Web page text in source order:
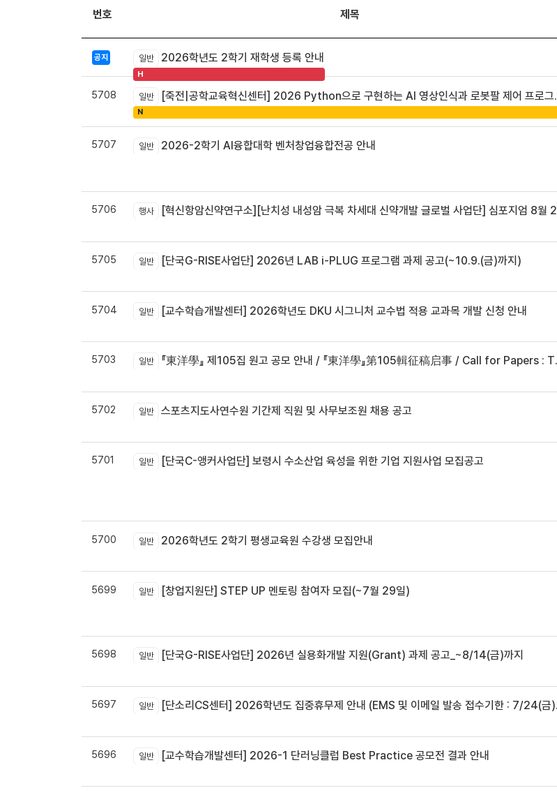
번호 제목
공지 일반 2026학년도 2학기 재학생 등록 안내
H
5708 일반 [죽전|공학교육혁신센터] 2026 Python으로 구현하는 AI 영상인식과 로봇팔 제어 프로그램 신청 안내
N
5707 일반 2026-2학기 AI융합대학 벤처창업융합전공 안내
5706 행사 [혁신항암신약연구소][난치성 내성암 극복 차세대 신약개발 글로벌 사업단] 심포지엄 8월 24일 ~ 25일
5705 일반 [단국G-RISE사업단] 2026년 LAB i-PLUG 프로그램 과제 공고(~10.9.(금)까지)
5704 일반 [교수학습개발센터] 2026학년도 DKU 시그니처 교수법 적용 교과목 개발 신청 안내
5703 일반 『東洋學』 제105집 원고 공모 안내 / 『東洋學』第105輯征稿启事 / Call for Papers : The Oriental Studies, the 105th Issue
5702 일반 스포츠지도사연수원 기간제 직원 및 사무보조원 채용 공고
5701 일반 [단국C-앵커사업단] 보령시 수소산업 육성을 위한 기업 지원사업 모집공고
5700 일반 2026학년도 2학기 평생교육원 수강생 모집안내
5699 일반 [창업지원단] STEP UP 멘토링 참여자 모집(~7월 29일)
5698 일반 [단국G-RISE사업단] 2026년 실용화개발 지원(Grant) 과제 공고_~8/14(금)까지
5697 일반 [단소리CS센터] 2026학년도 집중휴무제 안내 (EMS 및 이메일 발송 접수기한 : 7/24(금) 오후 12시까지)
5696 일반 [교수학습개발센터] 2026-1 단러닝클럽 Best Practice 공모전 결과 안내